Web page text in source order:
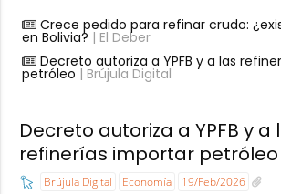
Crece pedido para refinar crudo:
en Bolivia? | El Deber
Decreto autoriza a YPFB y a las
petróleo | Brújula Digital
Decreto autoriza a YPFB y a
refinerías importar petróleo
Brújula Digital Economía 19/Feb/2026